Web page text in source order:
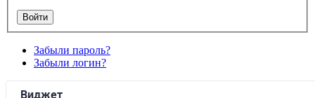
Забыли пароль?
Забыли логин?